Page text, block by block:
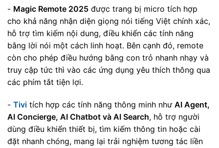
- Magic Remote 2025 được trang bị micro tích hợp
cho khả năng nhận diện giọng nói tiếng Việt chính xác,
hỗ trợ tìm kiếm nội dung, điều khiển các tính năng
bằng lời nói một cách linh hoạt. Bên cạnh đó, remote
còn cho phép điều hướng bằng con trỏ nhanh nhạy và
truy cập tức thì vào các ứng dụng yêu thích thông qua
các phím tắt tiện lợi.
- Tivi tích hợp các tính năng thông minh như AI Agent,
AI Concierge, AI Chatbot và AI Search, hỗ trợ người
dùng điều khiển thiết bị, tìm kiếm thông tin hoặc cài
đặt nhanh chóng, mang lại trải nghiệm tương tác liền